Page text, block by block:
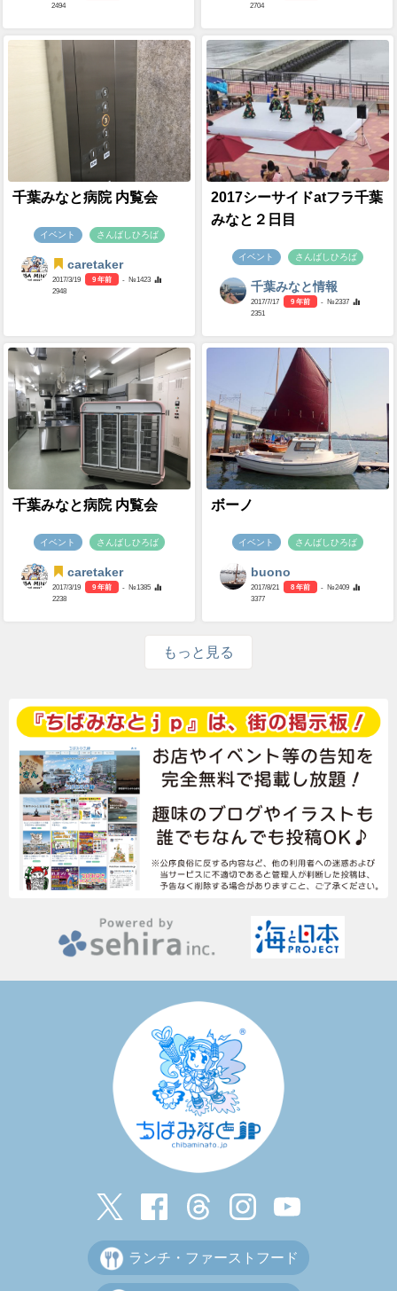
2494
2704
千葉みなと病院 内覧会
イベント さんばしひろば
caretaker
2017/3/19 9 年前
- №1423
2948
2017シーサイドatフラ千葉
みなと２日目
イベント さんばしひろば
千葉みなと情報
2017/7/17 9 年前
- №2337
2351
千葉みなと病院 内覧会
イベント さんばしひろば
caretaker
2017/3/19 9 年前
- №1385
2238
ボーノ
イベント さんばしひろば
buono
2017/8/21 8 年前
- №2409
3377
もっと見る
ランチ・ファーストフード